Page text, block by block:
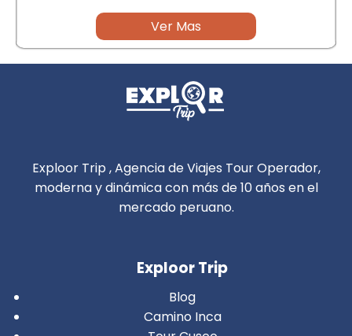
Ver Mas
Exploor Trip , Agencia de Viajes Tour Operador,
moderna y dinámica con más de 10 años en el
mercado peruano.
Exploor Trip
Blog
Camino Inca